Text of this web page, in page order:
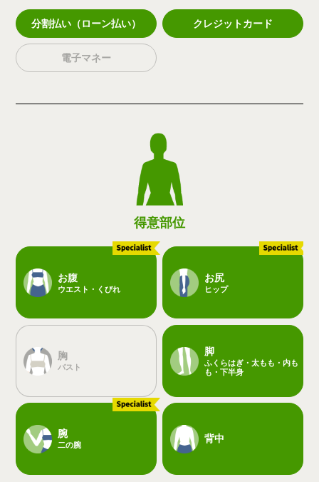
分割払い（ローン払い） クレジットカード
電子マネー
得意部位
お腹
ウエスト・くびれ
お尻
ヒップ
胸
バスト
脚
ふくらはぎ・太もも・内も
も・下半身
腕
二の腕
背中